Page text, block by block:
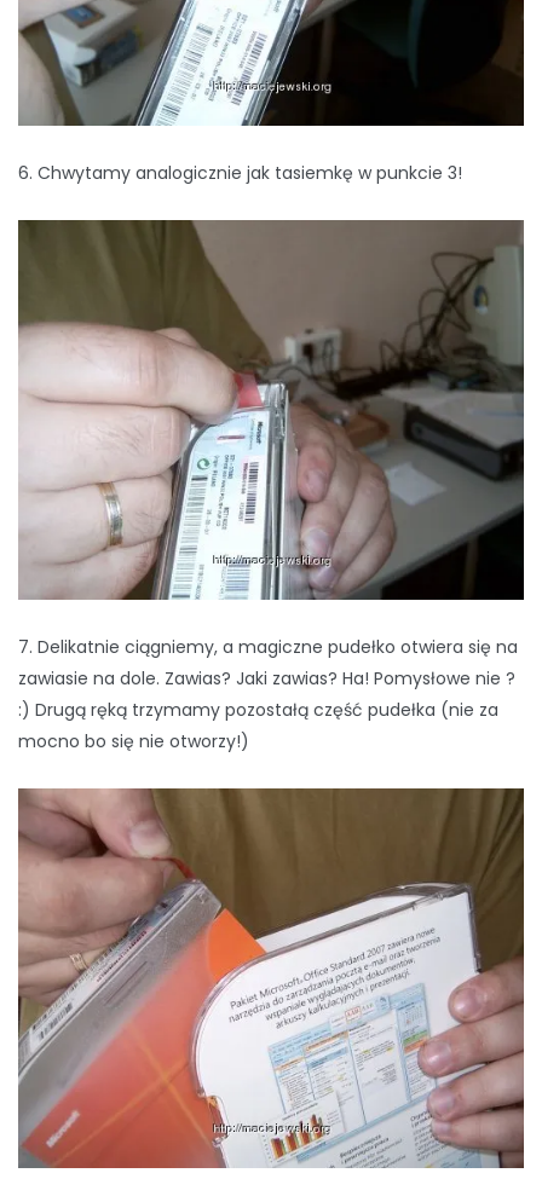
6. Chwytamy analogicznie jak tasiemkę w punkcie 3!
7. Delikatnie ciągniemy, a magiczne pudełko otwiera się na
zawiasie na dole. Zawias? Jaki zawias? Ha! Pomysłowe nie ?
:) Drugą ręką trzymamy pozostałą część pudełka (nie za
mocno bo się nie otworzy!)